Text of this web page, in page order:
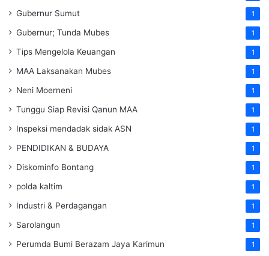
Gubernur Sumut 1
Gubernur; Tunda Mubes 1
Tips Mengelola Keuangan 1
MAA Laksanakan Mubes 1
Neni Moerneni 1
Tunggu Siap Revisi Qanun MAA 1
Inspeksi mendadak sidak ASN 1
PENDIDIKAN & BUDAYA 1
Diskominfo Bontang 1
polda kaltim 1
Industri & Perdagangan 1
Sarolangun 1
Perumda Bumi Berazam Jaya Karimun 1